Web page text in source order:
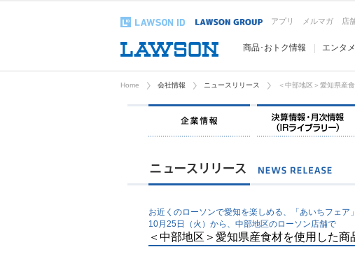
アプリ メルマガ 店
商品･おトク情報 エンタ
Home 会社情報 ニュースリリース ＜中部地区＞愛知県産
企業情報
お近くのローソンで愛知を楽しめる、「あいちフェア
10月25日（火）から、中部地区のローソン店舗で
＜中部地区＞愛知県産食材を使用した